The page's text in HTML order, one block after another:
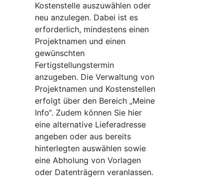
Kostenstelle auszuwählen oder
neu anzulegen. Dabei ist es
erforderlich, mindestens einen
Projektnamen und einen
gewünschten
Fertigstellungstermin
anzugeben. Die Verwaltung von
Projektnamen und Kostenstellen
erfolgt über den Bereich „Meine
Info“. Zudem können Sie hier
eine alternative Lieferadresse
angeben oder aus bereits
hinterlegten auswählen sowie
eine Abholung von Vorlagen
oder Datenträgern veranlassen.